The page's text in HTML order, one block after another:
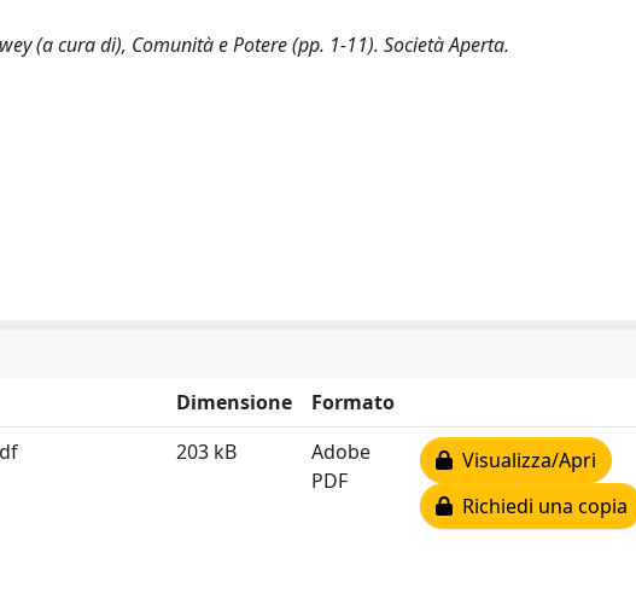
(a cura di), Comunità e Potere (pp. 1-11). Società Aperta.
Dimensione
Formato
203 kB
Adobe
PDF
Visualizza/Apri
Richiedi una copia